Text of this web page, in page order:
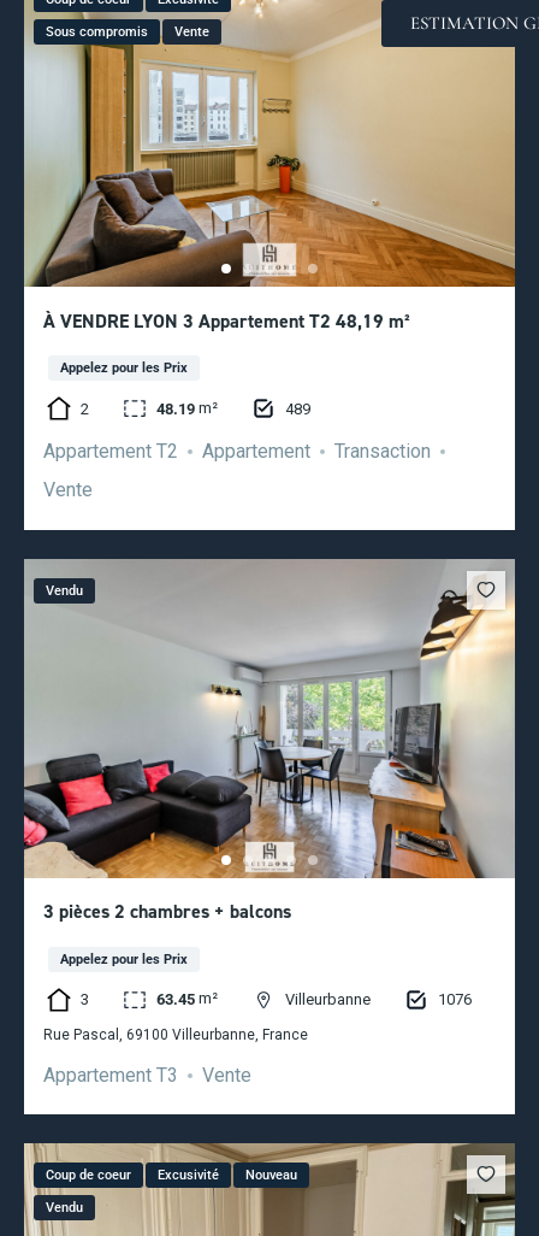
Sous compromis Vente
À VENDRE LYON 3 Appartement T2 48,19 m²
Appelez pour les Prix
2 48.19 m² 489
Appartement T2 Appartement
Transaction
Vente
Vendu
3 pièces 2 chambres + balcons
Appelez pour les Prix
3 63.45 m² Villeurbanne 1076
Rue Pascal, 69100 Villeurbanne, France
Appartement T3 Vente
Coup de coeur Excusivité Nouveau
Vendu
ESTIMATION